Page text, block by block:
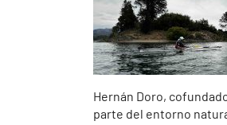
Hernán Doro,
parte del entorno